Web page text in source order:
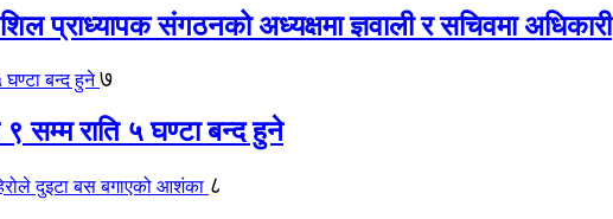
प्राध्यापक संगठनको अध्यक्षमा ज्ञवाली र सचिवमा अधिकारी
७
सम्म राति ५ घण्टा बन्द हुने
८